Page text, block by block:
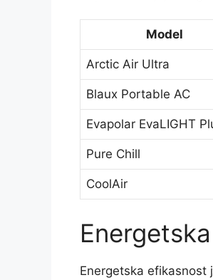
Model
Arctic Air Ultra
Blaux Portable AC
Evapolar EvaLIGHT
Pure Chill
CoolAir
Energetska efikasnost